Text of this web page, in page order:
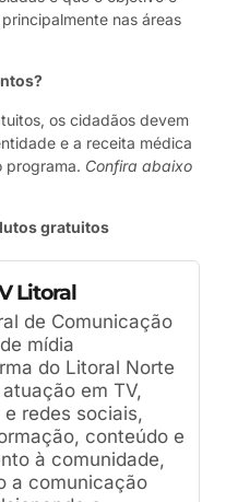
nas áreas
os cidadãos devem
e a receita médica
programa. Confira abaixo
gratuitos
Litoral
de Comunicação
mídia
do Litoral Norte
em TV,
redes sociais,
conteúdo e
à comunidade,
a comunicação